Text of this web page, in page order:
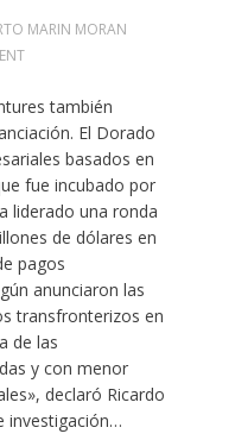
MARIN MORAN
también
El Dorado
basados ​​en
fue incubado por
liderado una ronda
de dólares en
pagos
anunciaron las
transfronterizos en
de las
y con menor
declaró Ricardo
investigación…